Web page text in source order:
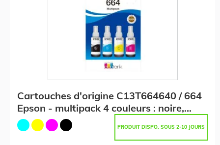
Cartouches d'origine C13T664640 / 664
Epson - multipack 4 couleurs : noire,
cyan, magenta, jaune
PRODUIT DISPO. SOUS 2-10 JOURS